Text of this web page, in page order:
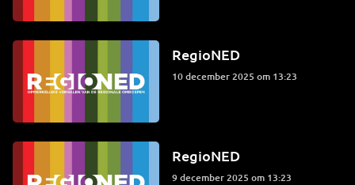
RegioNED
10 december 2025 om 13:23
RegioNED
9 december 2025 om 13:23